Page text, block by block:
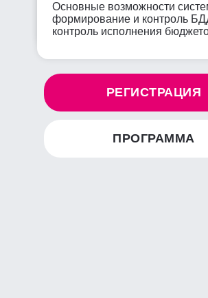
РЕГИСТРАЦИЯ
ПРОГРАММА
Основные возможности
формирование и контроль
контроль исполнения